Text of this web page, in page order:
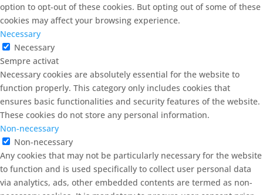
option to opt-out of these cookies. But opting out of some of these
cookies may affect your browsing experience.
Necessary
Necessary
Sempre activat
Necessary cookies are absolutely essential for the website to
function properly. This category only includes cookies that
ensures basic functionalities and security features of the website.
These cookies do not store any personal information.
Non-necessary
Non-necessary
Any cookies that may not be particularly necessary for the website
to function and is used specifically to collect user personal data
via analytics, ads, other embedded contents are termed as non-